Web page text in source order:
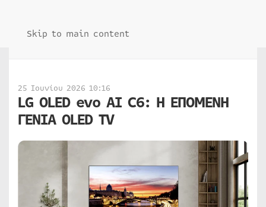
Skip to main content
25 Ιουνίου 2026 10:16
LG OLED evo AI C6: Η ΕΠΟΜΕΝΗ
ΓΕΝΙΑ OLED TV